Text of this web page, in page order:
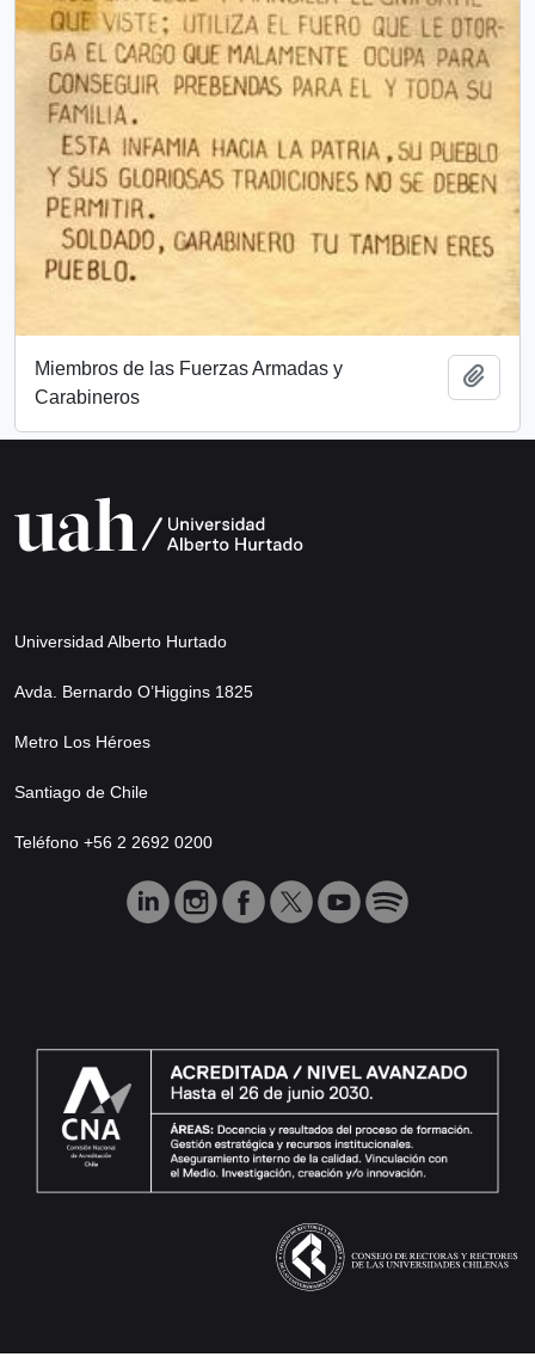
Miembros de las Fuerzas Armadas y
Carabineros
Universidad Alberto Hurtado
Avda. Bernardo O’Higgins 1825
Metro Los Héroes
Santiago de Chile
Teléfono +56 2 2692 0200